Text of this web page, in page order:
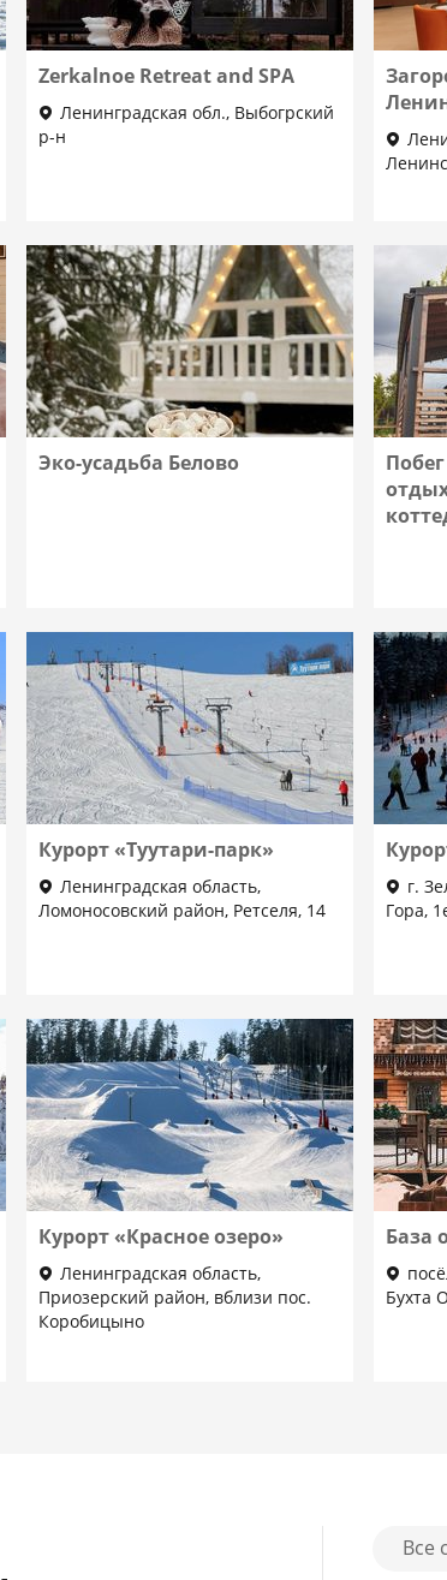
Zerkalnoe Retreat and SPA
Ленинградская обл., Выбогрский
р-н
Эко-усадьба Белово
Курорт «Туутари-парк»
Ленинградская область,
Ломоносовский район, Ретселя, 14
г.
Гора,
Курорт «Красное озеро»
Ленинградская область,
Приозерский район, вблизи пос.
Коробицыно
База
Бухта
Все